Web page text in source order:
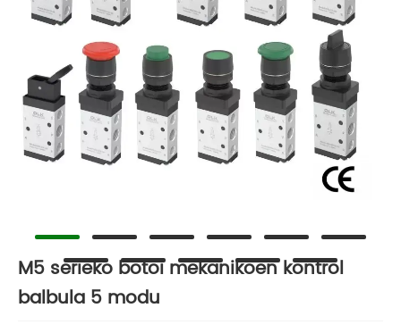
M5 serieko botoi mekanikoen kontrol
balbula 5 modu